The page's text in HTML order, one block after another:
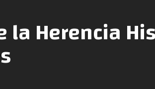
la Herencia